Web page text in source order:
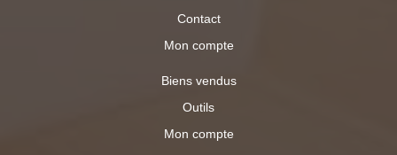
Contact
Mon compte
Biens vendus
Outils
Mon compte